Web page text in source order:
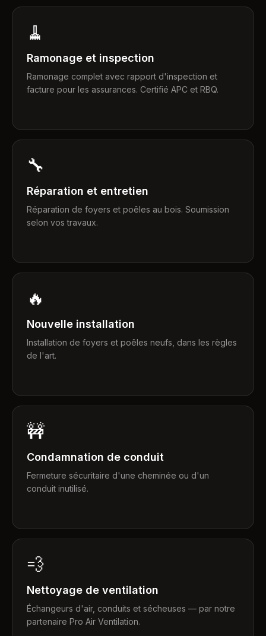
🧹
Ramonage et inspection
Ramonage complet avec rapport d'inspection et
facture pour les assurances. Certifié APC et RBQ.
🔧
Réparation et entretien
Réparation de foyers et poêles au bois. Soumission
selon vos travaux.
🔥
Nouvelle installation
Installation de foyers et poêles neufs, dans les règles
de l'art.
🚧
Condamnation de conduit
Fermeture sécuritaire d'une cheminée ou d'un
conduit inutilisé.
💨
Nettoyage de ventilation
Échangeurs d'air, conduits et sécheuses — par notre
partenaire Pro Air Ventilation.